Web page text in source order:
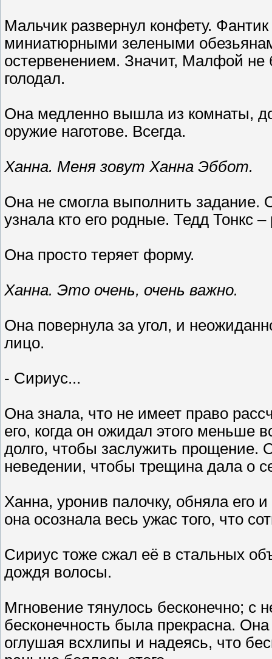
Мальчик развернул конфету.
миниатюрными зелеными
остервенением. Значит, Малфой
голодал.
Она медленно вышла из комнаты,
оружие наготове. Всегда.
Ханна. Меня зовут Ханна Эббот.
Она не смогла выполнить задание.
узнала кто его родные. Тедд Тонкс
Она просто теряет форму.
Ханна. Это очень, очень важно.
Она повернула за угол, и
лицо.
- Сириус...
Она знала, что не имеет право
его, когда он ожидал этого меньше
долго, чтобы заслужить
неведении, чтобы трещина дала о
Ханна, уронив палочку, обняла его
она осознала весь ужас того, что
Сириус тоже сжал её в стальных
дождя волосы.
Мгновение тянулось бесконечно; с
бесконечность была прекрасна.
оглушая всхлипы и надеясь, что